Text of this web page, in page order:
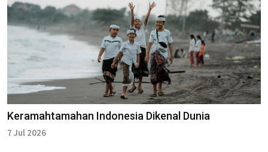
Keramahtamahan Indonesia Dikenal Dunia
7 Jul 2026